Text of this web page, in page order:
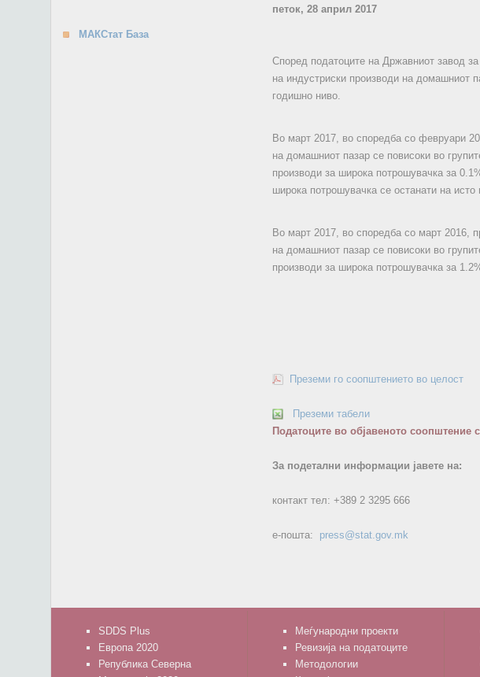
петок, 28 април 2017
Според податоците на Државниот завод
на индустриски производи на домашниот
годишно ниво.
Во март 2017, во споредба со февруари
на домашниот пазар се повисоки во
производи за широка потрошувачка за
широка потрошувачка се останати на исто
Во март 2017, во споредба со март 2016,
на домашниот пазар се повисоки во
производи за широка потрошувачка за
Преземи го соопштението во целост
Преземи табели
Податоците во објавеното соопштение
За подетални информации јавете на:
контакт тел: +389 2 3295 666
е-пошта: press@stat.gov.mk
МАКСтат База
SDDS Plus
Европа 2020
Република Северна
Меѓународни проекти
Ревизија на податоците
Методологии